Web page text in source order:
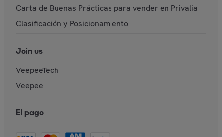
Carta de Buenas Prácticas para vender en Privalia
Clasificación y Posicionamiento
Join us
VeepeeTech
Veepee
El pago